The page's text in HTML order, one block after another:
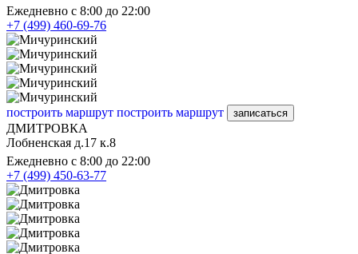
Ежедневно с 8:00 до 22:00
+7 (499) 460-69-76
построить маршрут построить маршрут записаться
ДМИТРОВКА
Лобненская д.17 к.8
Ежедневно с 8:00 до 22:00
+7 (499) 450-63-77